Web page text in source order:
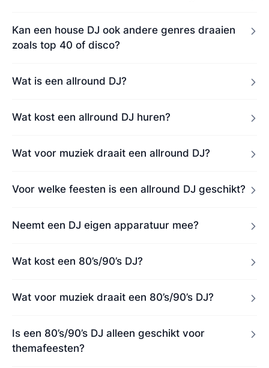
Kan een house DJ ook andere genres draaien
zoals top 40 of disco?
Wat is een allround DJ?
Wat kost een allround DJ huren?
Wat voor muziek draait een allround DJ?
Voor welke feesten is een allround DJ geschikt?
Neemt een DJ eigen apparatuur mee?
Wat kost een 80’s/90’s DJ?
Wat voor muziek draait een 80’s/90’s DJ?
Is een 80’s/90’s DJ alleen geschikt voor
themafeesten?